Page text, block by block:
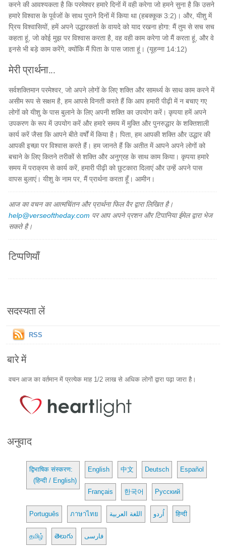
करने की आवश्यकता है कि परमेश्वर हमारे दिनों में वही करेगा जो हमने सुना है कि उसने
हमारे विश्वास के पूर्वजों के साथ पुराने दिनों में किया था (हबक्कूक 3:2)। और, यीशु में
प्रिय विश्वासियों, हमें अपने उद्धारकर्ता के वायदे को याद रखना होगा: मैं तुम से सच सच
कहता हूं, जो कोई मुझ पर विश्वास करता है, वह वही काम करेगा जो मैं करता हूं, और वे
इनसे भी बड़े काम करेंगे, क्योंकि मैं पिता के पास जाता हूं। (यूहन्ना 14:12)
मेरी प्रार्थना...
सर्वशक्तिमान परमेश्वर, जो अपने लोगों के लिए शक्ति और सामर्थ्य के साथ काम करने में
असीम रूप से सक्षम है, हम आपसे विनती करते हैं कि आप हमारी पीढ़ी में न बचाए गए
लोगों को यीशु के पास बुलाने के लिए अपनी शक्ति का उपयोग करें। कृपया हमें अपने
उपकरण के रूप में उपयोग करें और हमारे समय में मुक्ति और पुनरुद्धार के शक्तिशाली
कार्य करें जैसा कि आपने बीते वर्षों में किया है। पिता, हम आपकी शक्ति और उद्धार की
आपकी इच्छा पर विश्वास करते हैं। हम जानते हैं कि अतीत में आपने अपने लोगों को
बचाने के लिए कितने तरीकों से शक्ति और अनुग्रह के साथ काम किया। कृपया हमारे
समय में पराक्रम से कार्य करें, हमारी पीढ़ी को छुटकारा दिलाएं और उन्हें अपने पास
वापस बुलाएं। यीशु के नाम पर, मैं प्रार्थना करता हूँ। आमीन।
आज का वचन का आत्मचिंतन और प्रार्थना फिल वैर द्वारा लिखित है।
help@verseoftheday.com पर आप अपने प्रशन और टिपानिया ईमेल द्वारा भेज
सकते है।
टिप्पणियाँ
सदस्यता लें
RSS
बारे में
वचन आज का वर्तमान में प्रत्येक माह 1/2 लाख से अधिक लोगों द्वारा पढ़ा जारा है।
अनुवाद
द्विभाषिक संस्करण:
(हिन्दी / English)
English 中文 Deutsch Español
Français 한국어 Русский
Português ภาษาไทย اللغة العربية اُردو हिन्दी
தமிழ் తెలుగు فارسی